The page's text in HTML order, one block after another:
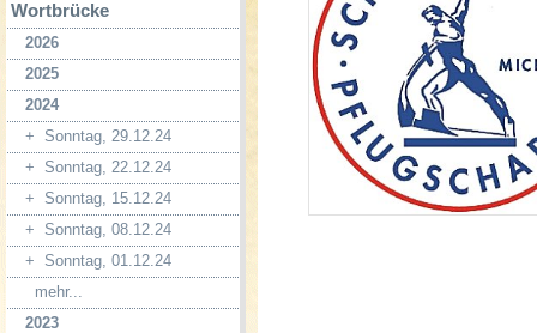
Wortbrücke
2026
2025
2024
+ Sonntag, 29.12.24
+ Sonntag, 22.12.24
+ Sonntag, 15.12.24
+ Sonntag, 08.12.24
+ Sonntag, 01.12.24
mehr...
2023